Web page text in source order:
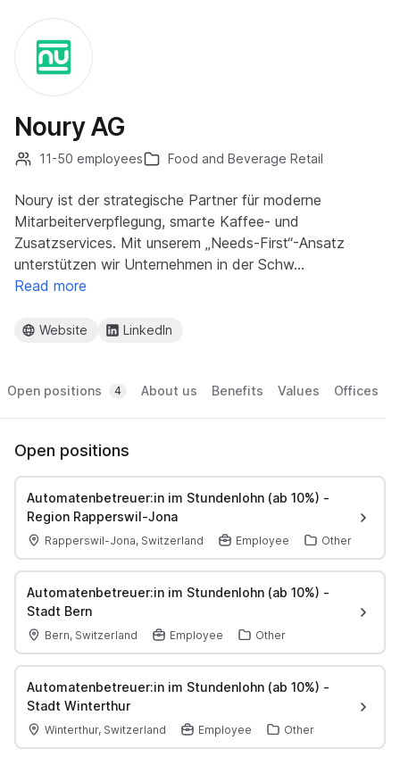
Noury AG
11-50 employees Food and Beverage Retail
Noury ist der strategische Partner für moderne
Mitarbeiterverpflegung, smarte Kaffee- und
Zusatzservices. Mit unserem „Needs-First“-Ansatz
unterstützen wir Unternehmen in der Schw…
Read more
Website LinkedIn
Open positions 4 About us Benefits Values Offices
Open positions
Automatenbetreuer:in im Stundenlohn (ab 10%) -
Region Rapperswil-Jona
Rapperswil-Jona, Switzerland Employee Other
Automatenbetreuer:in im Stundenlohn (ab 10%) -
Stadt Bern
Bern, Switzerland Employee Other
Automatenbetreuer:in im Stundenlohn (ab 10%) -
Stadt Winterthur
Winterthur, Switzerland Employee Other